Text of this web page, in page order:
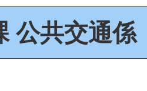
公共交通係